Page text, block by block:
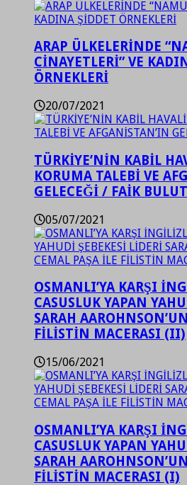
ARAP ÜLKELERİNDE
CİNAYETLERİ” VE
ÖRNEKLERİ
20/07/2021
TÜRKİYE’NİN KABİL
KORUMA TALEBİ VE
GELECEĞİ / FAİK BULUT
05/07/2021
OSMANLI’YA KARŞI
CASUSLUK YAPAN
SARAH
FİLİSTİN MACERASI (II)
15/06/2021
OSMANLI’YA KARŞI
CASUSLUK YAPAN
SARAH
FİLİSTİN MACERASI (I)